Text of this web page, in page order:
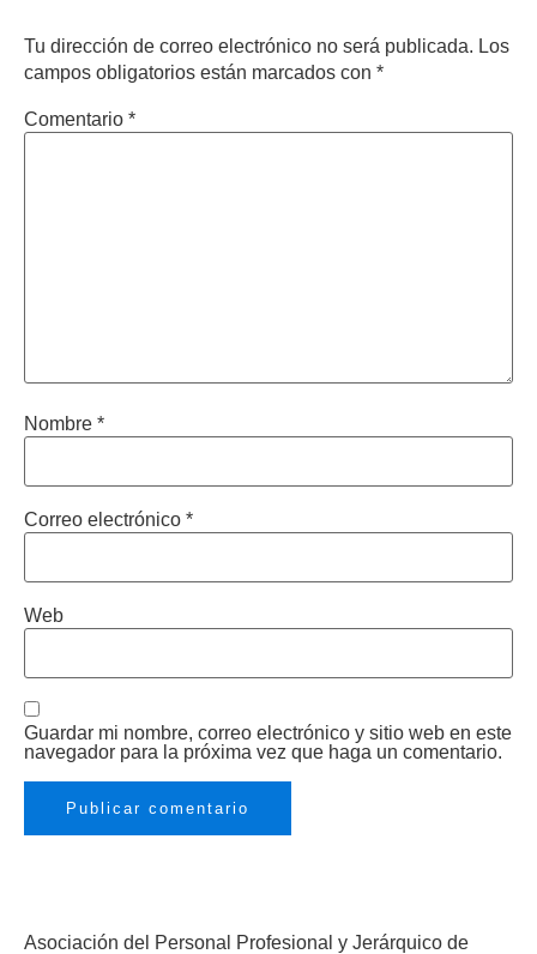
Tu dirección de correo electrónico no será publicada. Los
campos obligatorios están marcados con *
Comentario *
Nombre *
Correo electrónico *
Web
Guardar mi nombre, correo electrónico y sitio web en este
navegador para la próxima vez que haga un comentario.
Asociación del Personal Profesional y Jerárquico de